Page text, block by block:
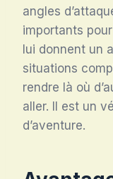
angles
importants
lui donnent un
situations
rendre là où
aller. Il est un
d’aventure.